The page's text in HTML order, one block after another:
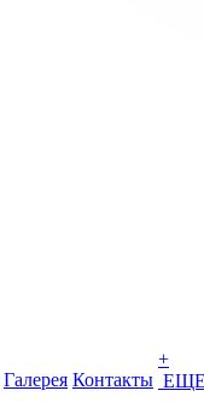
Галерея Контакты
+